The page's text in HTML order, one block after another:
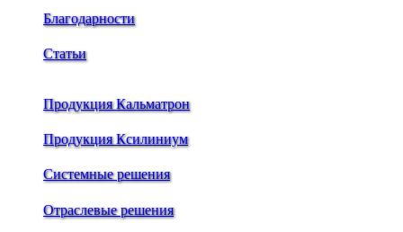
Благодарности
Статьи
Продукция Кальматрон
Продукция Ксилиниум
Системные решения
Отраслевые решения